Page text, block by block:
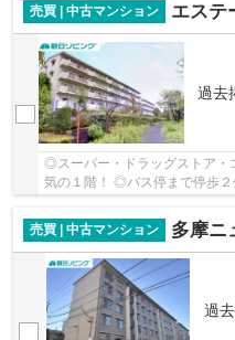
売買 | 中古マンション
エステート貝取２ 嬉
過去
◎スーパー・ドラッグストア・
気の１階！ ◎バス停まで停歩
売買 | 中古マンション
多摩ニ
過